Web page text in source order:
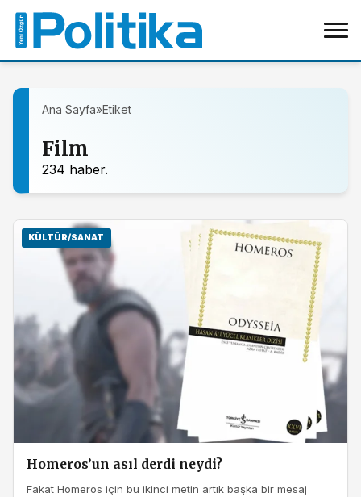
Ana Sayfa»Etiket
Film
234 haber.
KÜLTÜR/SANAT
Homeros’un asıl derdi neydi?
Fakat Homeros için bu ikinci metin artık başka bir mesaj